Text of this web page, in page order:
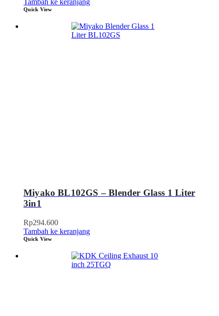
Tambah ke keranjang
Quick View
Miyako BL102GS – Blender Glass 1 Liter
3in1
Rp294.600
Tambah ke keranjang
Quick View